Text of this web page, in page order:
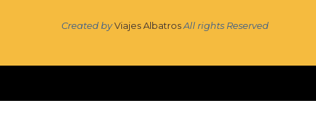
Created byViajes AlbatrosAll rights Reserved